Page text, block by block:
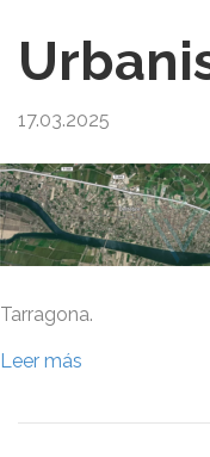
17.03.2025
Tarragona.
Leer más